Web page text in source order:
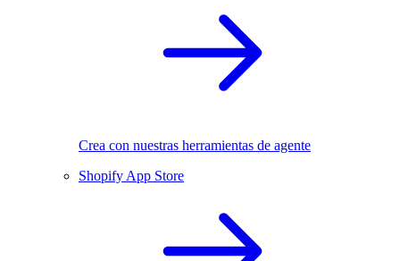
Crea con nuestras herramientas de agente
Shopify App Store